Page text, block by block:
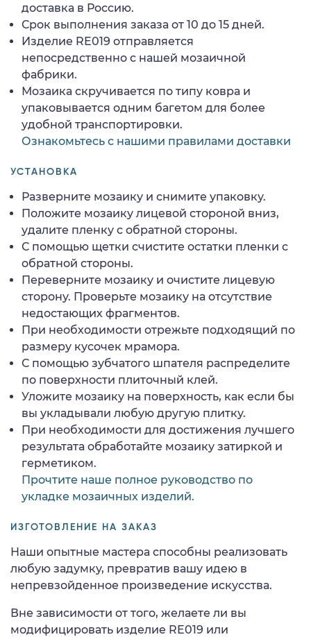
доставка в Россию.
Срок выполнения заказа от 10 до 15 дней.
Изделие RE019 отправляется
непосредственно с нашей мозаичной
фабрики.
Мозаика скручивается по типу ковра и
упаковывается одним багетом для более
удобной транспортировки.
Ознакомьтесь с нашими правилами доставки
УСТАНОВКА
Разверните мозаику и снимите упаковку.
Положите мозаику лицевой стороной вниз,
удалите пленку с обратной стороны.
С помощью щетки счистите остатки пленки с
обратной стороны.
Переверните мозаику и очистите лицевую
сторону. Проверьте мозаику на отсутствие
недостающих фрагментов.
При необходимости отрежьте подходящий по
размеру кусочек мрамора.
С помощью зубчатого шпателя распределите
по поверхности плиточный клей.
Уложите мозаику на поверхность, как если бы
вы укладывали любую другую плитку.
При необходимости для достижения лучшего
результата обработайте мозаику затиркой и
герметиком.
Прочтите наше полное руководство по
укладке мозаичных изделий.
ИЗГОТОВЛЕНИЕ НА ЗАКАЗ
Наши опытные мастера способны реализовать
любую задумку, превратив вашу идею в
непревзойденное произведение искусства.
Вне зависимости от того, желаете ли вы
модифицировать изделие RE019 или